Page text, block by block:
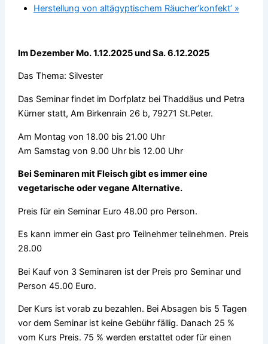
Herstellung von altägyptischem Räucher’konfekt’ »
Im Dezember Mo. 1.12.2025 und Sa. 6.12.2025
Das Thema: Silvester
Das Seminar findet im Dorfplatz bei Thaddäus und Petra
Kürner statt, Am Birkenrain 26 b, 79271 St.Peter.
Am Montag von 18.00 bis 21.00 Uhr
Am Samstag von 9.00 Uhr bis 12.00 Uhr
Bei Seminaren mit Fleisch gibt es immer eine
vegetarische oder vegane Alternative.
Preis für ein Seminar Euro 48.00 pro Person.
Es kann immer ein Gast pro Teilnehmer teilnehmen. Preis
28.00
Bei Kauf von 3 Seminaren ist der Preis pro Seminar und
Person 45.00 Euro.
Der Kurs ist vorab zu bezahlen. Bei Absagen bis 5 Tagen
vor dem Seminar ist keine Gebühr fällig. Danach 25 %
vom Kurs Preis. 75 % werden erstattet oder für einen